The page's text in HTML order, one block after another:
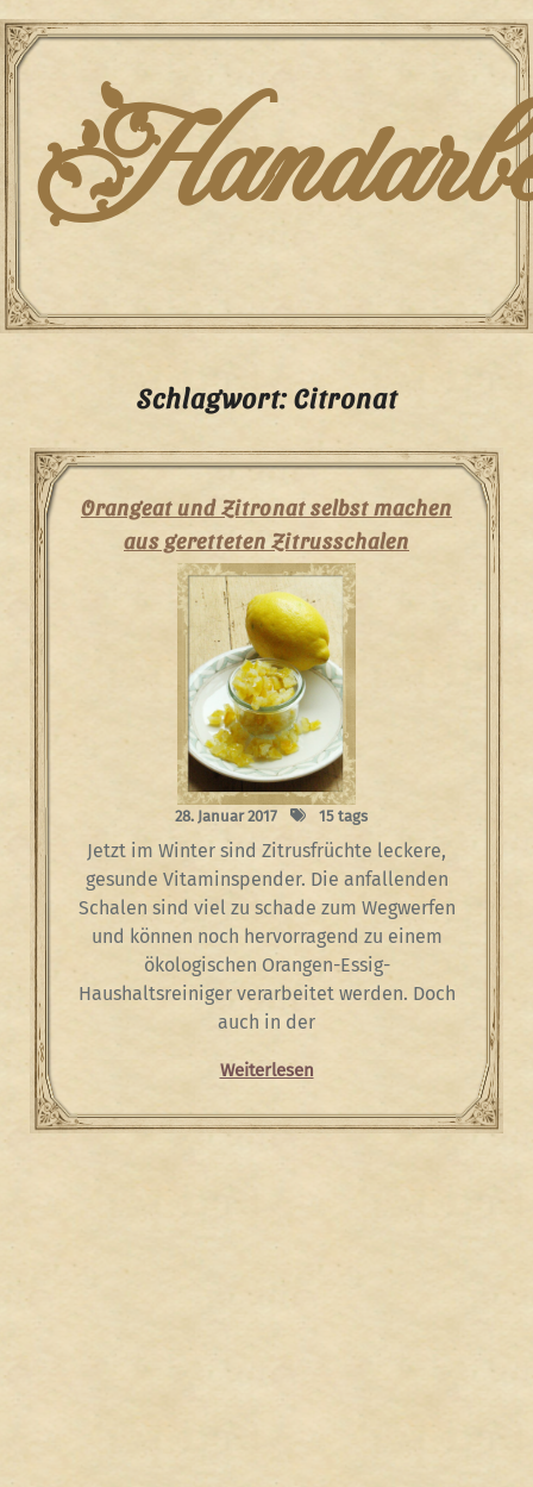
Skip
to
content
Schlagwort:Citronat
Orangeat und Zitronat selbst machen
aus geretteten Zitrusschalen
28. Januar 2017 15 tags
Jetzt im Winter sind Zitrusfrüchte leckere,
gesunde Vitaminspender. Die anfallenden
Schalen sind viel zu schade zum Wegwerfen
und können noch hervorragend zu einem
ökologischen Orangen-Essig-
Haushaltsreiniger verarbeitet werden. Doch
auch in der
Weiterlesen